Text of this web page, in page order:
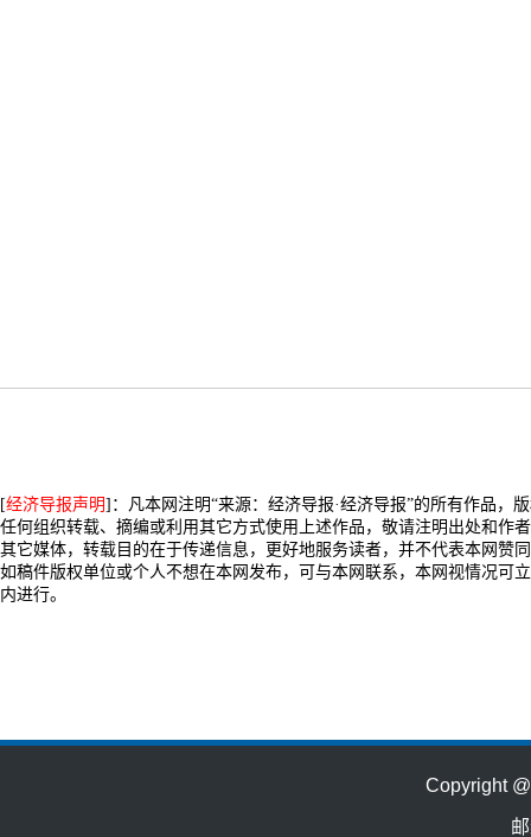
[经济导报声明]：凡本网注明“来源：经济导报·经济导报”的所有作品，
任何组织转载、摘编或利用其它方式使用上述作品，敬请注明出处和作
其它媒体，转载目的在于传递信息，更好地服务读者，并不代表本网赞
如稿件版权单位或个人不想在本网发布，可与本网联系，本网视情况可
内进行。
Copyright